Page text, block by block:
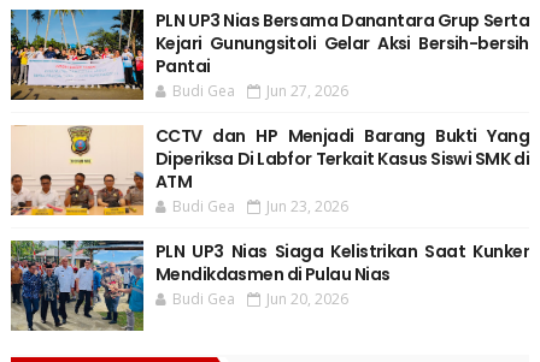
PLN UP3 Nias Bersama Danantara Grup Serta
Kejari Gunungsitoli Gelar Aksi Bersih-bersih
Pantai
Budi Gea Jun 27, 2026
CCTV dan HP Menjadi Barang Bukti Yang
Diperiksa Di Labfor Terkait Kasus Siswi SMK di
ATM
Budi Gea Jun 23, 2026
PLN UP3 Nias Siaga Kelistrikan Saat Kunker
Mendikdasmen di Pulau Nias
Budi Gea Jun 20, 2026